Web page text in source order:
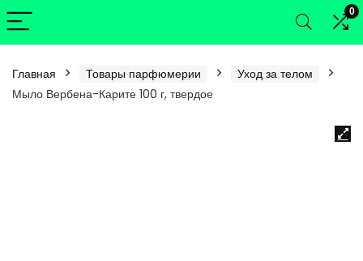
0
Главная Товары парфюмерии
Уход за телом
Мыло Вербена-Карите 100 г, твердое